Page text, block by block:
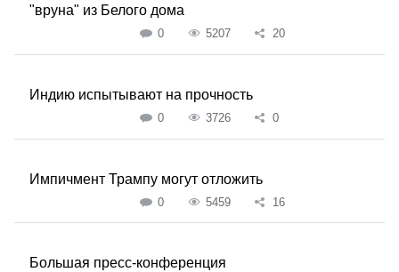
"вруна" из Белого дома
0 5207 20
Индию испытывают на прочность
0 3726 0
Импичмент Трампу могут отложить
0 5459 16
Большая пресс-конференция